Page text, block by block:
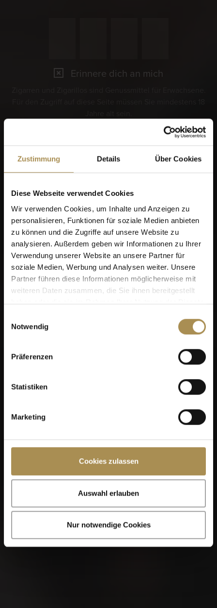
Zustimmung Details Über Cookies
Diese Webseite verwendet Cookies
Wir verwenden Cookies, um Inhalte und Anzeigen zu
personalisieren, Funktionen für soziale Medien anbieten
zu können und die Zugriffe auf unsere Website zu
analysieren. Außerdem geben wir Informationen zu Ihrer
Verwendung unserer Website an unsere Partner für
soziale Medien, Werbung und Analysen weiter. Unsere
Partner führen diese Informationen möglicherweise mit
weiteren Daten zusammen, die Sie ihnen bereitgestellt
haben oder die sie im Rahmen Ihrer Nutzung der Dienste
Notwendig
Präferenzen
Statistiken
Marketing
Cookies zulassen
Auswahl erlauben
Nur notwendige Cookies
AROM. TEETABAK
WEBER
Erinnere dich an mich
Indem Sie diese Seite betreten, stimmen Sie unseren
Datenschutzrichtlinienund
Cookieszu.